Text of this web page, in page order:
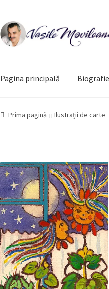
Sari
la
Sari
la
Pagina principală Biografie
Prima pagină Ilustrații de carte